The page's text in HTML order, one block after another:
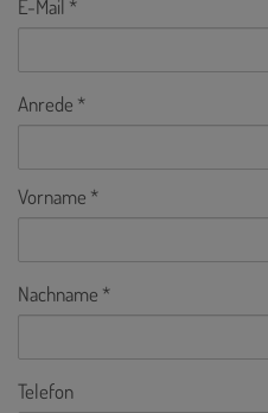
E-Mail
Anrede
Vorname
Nachname
Telefon